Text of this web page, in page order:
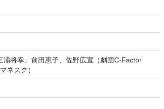
将幸、前田恵子、佐野広宣（劇団C-Factor
ネスク）